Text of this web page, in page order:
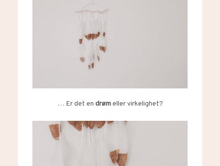
… Er det en drømeller virkelighet?